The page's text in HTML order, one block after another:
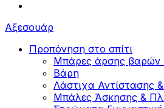
Αξεσουάρ
Προπόνηση στο σπίτι
Μπάρες άρσης βαρών
Βάρη
Λάστιχα Αντίστασης
Μπάλες Άσκησης &